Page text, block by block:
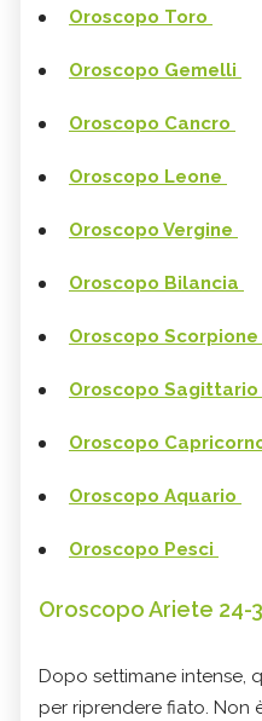
Oroscopo Toro
Oroscopo Gemelli
Oroscopo Cancro
Oroscopo Leone
Oroscopo Vergine
Oroscopo Bilancia
Oroscopo Scorpione
Oroscopo Sagittario
Oroscopo
Oroscopo Aquario
Oroscopo Pesci
Oroscopo Ariete 24-
Dopo settimane intense,
per riprendere fiato. Non